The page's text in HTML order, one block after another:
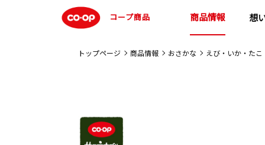
コープ商品 商品情報 想
トップページ 商品情報 おさかな えび・いか・たこ